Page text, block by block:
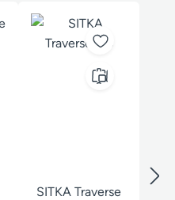
SITKA Traverse